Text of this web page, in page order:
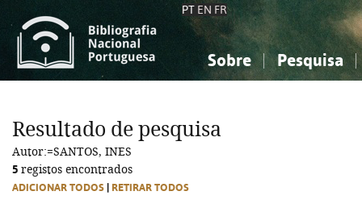
PT EN FR
Sobre Pesquisa
Ciências sociais...
Ciências sociais...
Resultado de pesquisa
Autor:=SANTOS, INES
5 registos encontrados
ADICIONAR TODOS RETIRAR TODOS